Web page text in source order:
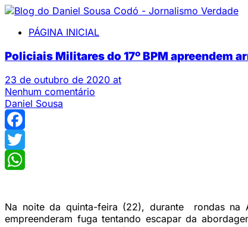
PÁGINA INICIAL
Policiais Militares do 17º BPM apreendem
23 de outubro de 2020 at
Nenhum comentário
Daniel Sousa
Facebook
Twitter
Na noite da quinta-feira (22), durante rondas na
empreenderam fuga tentando escapar da